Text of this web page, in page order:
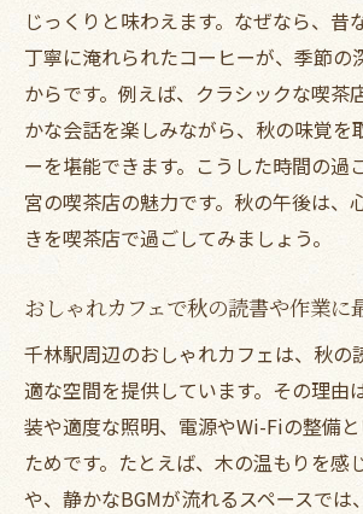
じっくりと味わえます。なぜなら、昔
丁寧に淹れられたコーヒーが、季節の
からです。例えば、クラシックな喫茶
かな会話を楽しみながら、秋の味覚を
ーを堪能できます。こうした時間の過
宮の喫茶店の魅力です。秋の午後は、
きを喫茶店で過ごしてみましょう。
おしゃれカフェで秋の読書や作業に
千林駅周辺のおしゃれカフェは、秋の
適な空間を提供しています。その理由
装や適度な照明、電源やWi-Fiの整備
ためです。たとえば、木の温もりを感
や、静かなBGMが流れるスペースでは